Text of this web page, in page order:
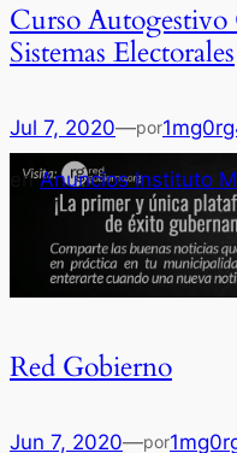
Curso Autogestivo
Sistemas Electorales
Jul 7, 2020—por
enAnuncios Instituto
Red Gobierno
Jun 7, 2020—por